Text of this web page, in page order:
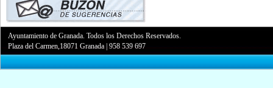
Ayuntamiento de Granada. Todos los Derechos Reservados.
Plaza del Carmen,18071 Granada |958 539 697